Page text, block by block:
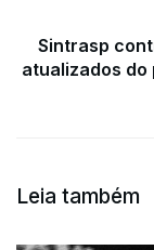
Sintrasp
atualizados do
Leia também